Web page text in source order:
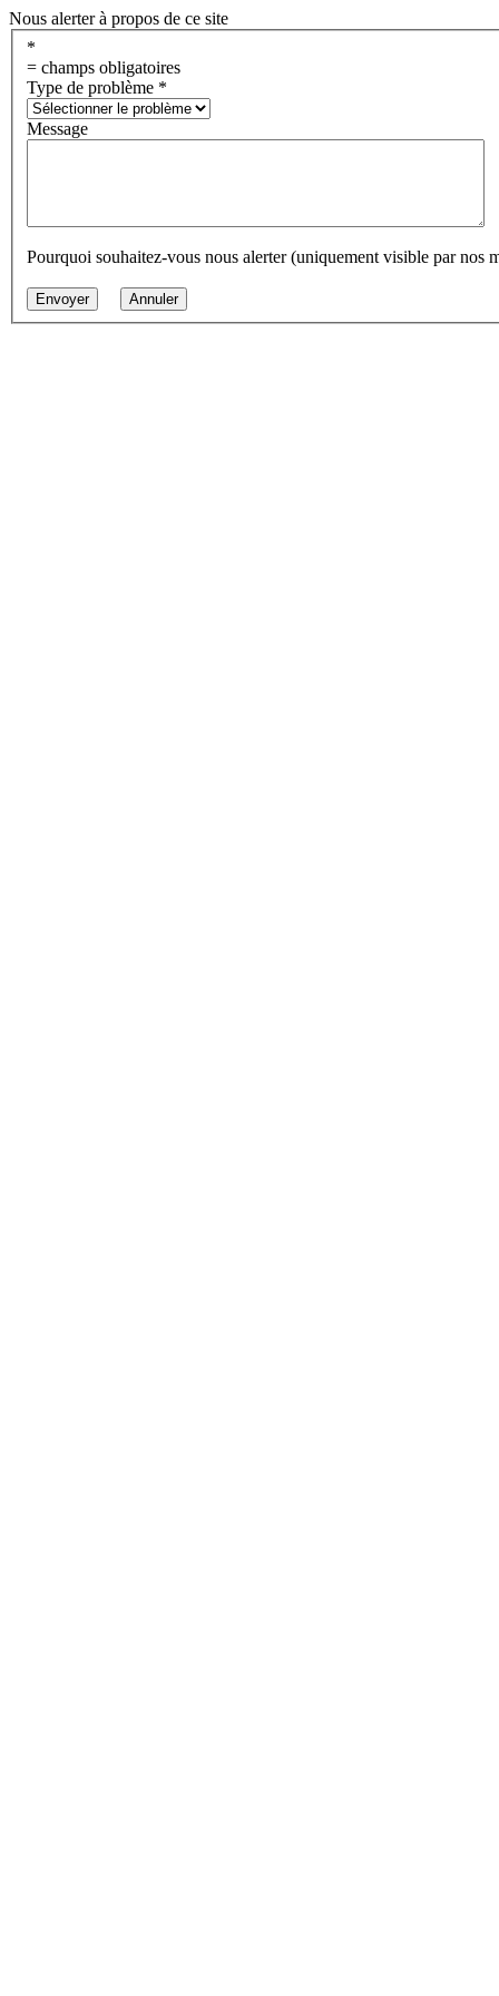
Nous alerter à propos de ce site
*
= champs obligatoires
Type de problème *
Message
Pourquoi souhaitez-vous nous alerter (uniquement visible par nos